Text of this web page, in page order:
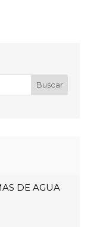
DE AGUA